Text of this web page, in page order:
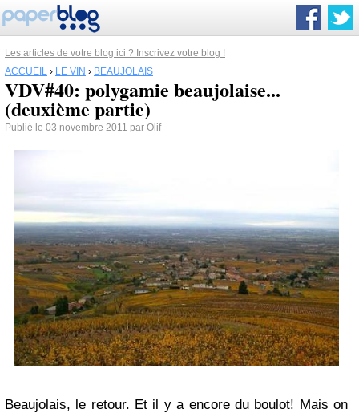
Les articles de votre blog ici ? Inscrivez votre blog !
ACCUEIL › LE VIN › BEAUJOLAIS
VDV#40: polygamie beaujolaise...
(deuxième partie)
Publié le 03 novembre 2011 par Olif
Beaujolais, le retour. Et il y a encore du boulot! Mais on